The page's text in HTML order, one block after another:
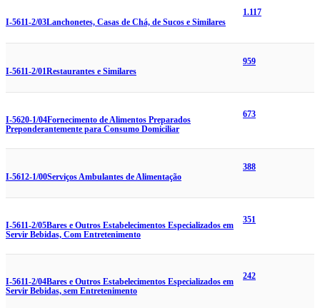
I-5611-2/03Lanchonetes, Casas de Chá, de Sucos e Similares
1.117
I-5611-2/01Restaurantes e Similares
959
I-5620-1/04Fornecimento de Alimentos Preparados
Preponderantemente para Consumo Domiciliar
673
I-5612-1/00Serviços Ambulantes de Alimentação
388
I-5611-2/05Bares e Outros Estabelecimentos Especializados em
Servir Bebidas, Com Entretenimento
351
I-5611-2/04Bares e Outros Estabelecimentos Especializados em
Servir Bebidas, sem Entretenimento
242